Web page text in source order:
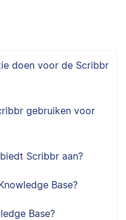
doen voor de Scribbr
gebruiken voor
Scribbr aan?
Base?
Base?